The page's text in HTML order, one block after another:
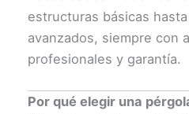
estructuras básicas
avanzados, siempre con
profesionales y garantía.
Por qué elegir una